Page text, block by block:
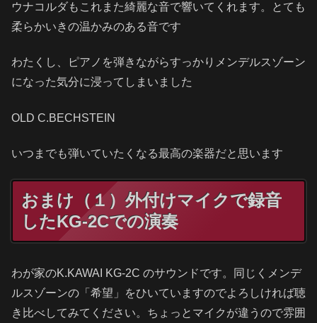
ウナコルダもこれまた綺麗な音で響いてくれます。とても
柔らかいきの温かみのある音です
わたくし、ピアノを弾きながらすっかりメンデルスゾーン
になった気分に浸ってしまいました
OLD C.BECHSTEIN
いつまでも弾いていたくなる最高の楽器だと思います
おまけ（１）外付けマイクで録音
したKG-2Cでの演奏
わが家のK.KAWAI KG-2C のサウンドです。同じくメンデ
ルスゾーンの「希望」をひいていますのでよろしければ聴
き比べしてみてください。ちょっとマイクが違うので雰囲